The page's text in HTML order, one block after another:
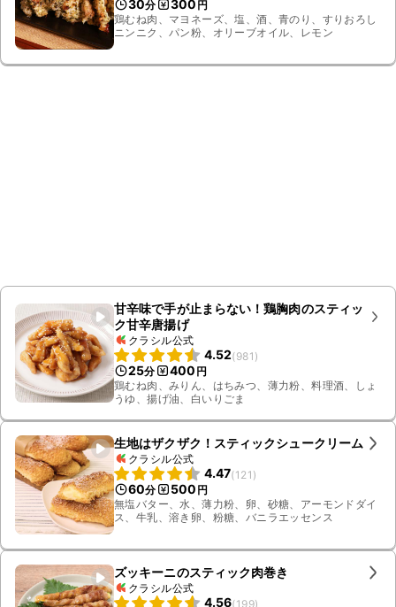
30分 300 円
鶏むね肉、マヨネーズ、塩、酒、青のり、すりおろし
ニンニク、パン粉、オリーブオイル、レモン
甘辛味で手が止まらない！鶏胸肉のスティッ
ク甘辛唐揚げ
クラシル公式
4.52(981 )
25分 400 円
鶏むね肉、みりん、はちみつ、薄力粉、料理酒、しょ
うゆ、揚げ油、白いりごま
生地はザクザク！スティックシュークリーム
クラシル公式
4.47(121 )
60分 500 円
無塩バター、水、薄力粉、卵、砂糖、アーモンドダイ
ス、牛乳、溶き卵、粉糖、バニラエッセンス
ズッキーニのスティック肉巻き
クラシル公式
4.56(199)